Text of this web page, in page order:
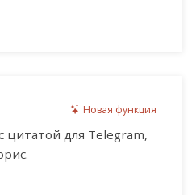
Новая функция
цитатой для Telegram,